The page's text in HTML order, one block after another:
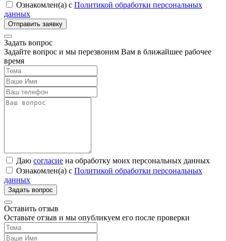
Ознакомлен(а) с Политикой обработки персональных
данных
Задать вопрос
Задайте вопрос и мы перезвоним Вам в ближайшее рабочее
время
Даю согласие на обработку моих персональных данных
Ознакомлен(а) с Политикой обработки персональных
данных
Оставить отзыв
Оставьте отзыв и мы опубликуем его после проверки